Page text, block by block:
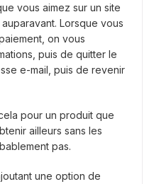
vous aimez sur un site
Lorsque vous
on vous
puis de quitter le
e-mail, puis de revenir
pour un produit que
ailleurs sans les
pas.
une option de